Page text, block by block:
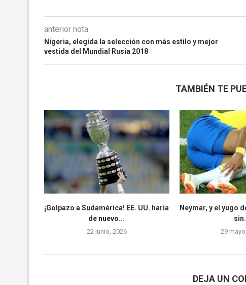
anterior nota
Nigeria, elegida la selección con más estilo y mejor
vestida del Mundial Rusia 2018
TAMBIÉN TE
¡Golpazo a Sudamérica! EE. UU. haría
de nuevo...
22 junio, 2026
Neymar, y el yugo
29
DEJA UN